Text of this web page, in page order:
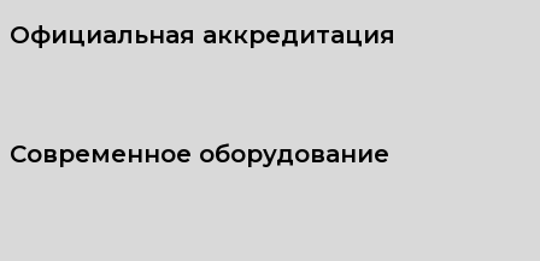
Официальная аккредитация
Современное оборудование